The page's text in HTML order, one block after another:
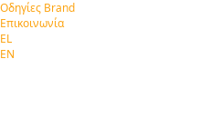
Οδηγίες Brand
Επικοινωνία
EL
EN